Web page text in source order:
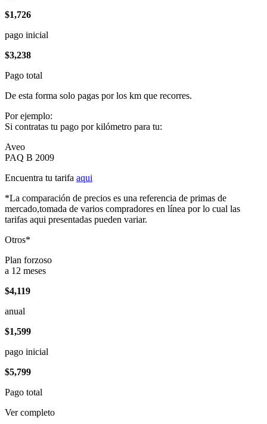
$1,726
pago inicial
$3,238
Pago total
De esta forma solo pagas por los km que recorres.
Por ejemplo:
Si contratas tu pago por kilómetro para tu:
Aveo
PAQ B 2009
Encuentra tu tarifa aqui
*La comparación de precios es una referencia de primas de
mercado,tomada de varios compradores en línea por lo cual las
tarifas aqui presentadas pueden variar.
Otros*
Plan forzoso
a 12 meses
$4,119
anual
$1,599
pago inicial
$5,799
Pago total
Ver completo